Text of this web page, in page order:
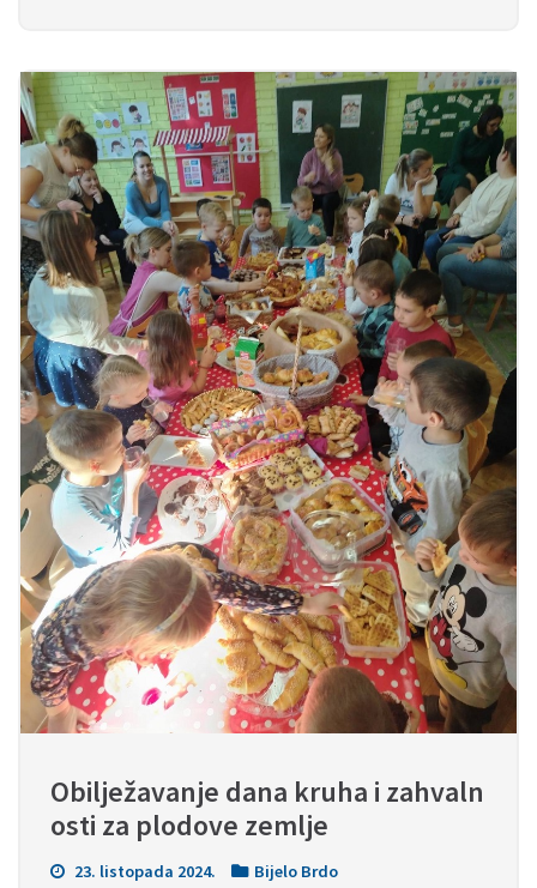
Obilježavanje dana kruha i zahvaln
osti za plodove zemlje
23. listopada 2024. Bijelo Brdo